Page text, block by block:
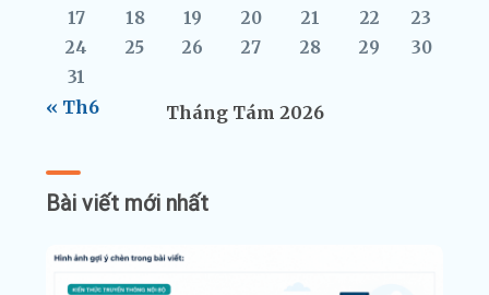
Tháng Tám 2026
17
18 19 20 21 22
23
24
25 26 27 28 29
30
31
« Th6
Bài viết mới nhất